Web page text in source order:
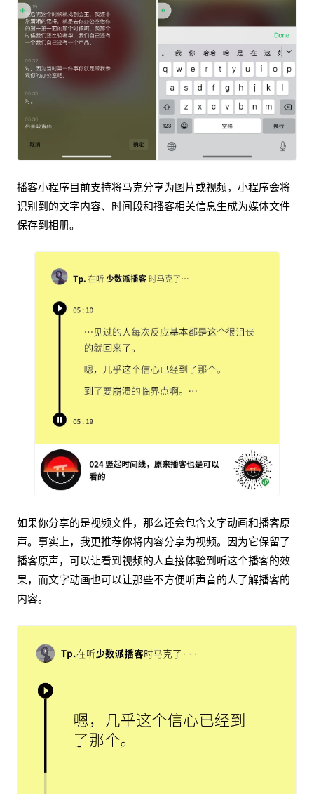
播客小程序目前支持将马克分享为图片或视频，小程序会将
识别到的文字内容、时间段和播客相关信息生成为媒体文件
保存到相册。
如果你分享的是视频文件，那么还会包含文字动画和播客原
声。事实上，我更推荐你将内容分享为视频。因为它保留了
播客原声，可以让看到视频的人直接体验到听这个播客的效
果，而文字动画也可以让那些不方便听声音的人了解播客的
内容。